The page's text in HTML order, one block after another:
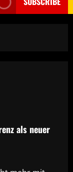
als neuer